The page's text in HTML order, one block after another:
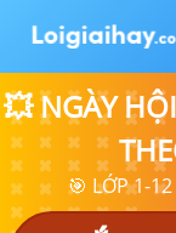
💥 NGÀY
🎯 LỚP 1-